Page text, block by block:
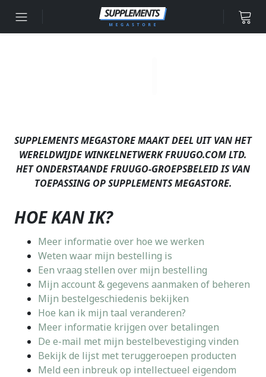
Ga naar inhoud
SUPPLEMENTS MEGASTORE MAAKT DEEL UIT VAN HET
WERELDWIJDE WINKELNETWERK FRUUGO.COM LTD.
HET ONDERSTAANDE FRUUGO-GROEPSBELEID IS VAN
TOEPASSING OP SUPPLEMENTS MEGASTORE.
HOE KAN IK?
Meer informatie over hoe we werken
Weten waar mijn bestelling is
Een vraag stellen over mijn bestelling
Mijn account & gegevens aanmaken of beheren
Mijn bestelgeschiedenis bekijken
Hoe kan ik mijn taal veranderen?
Meer informatie krijgen over betalingen
De e-mail met mijn bestelbevestiging vinden
Bekijk de lijst met teruggeroepen producten
Meld een inbreuk op intellectueel eigendom